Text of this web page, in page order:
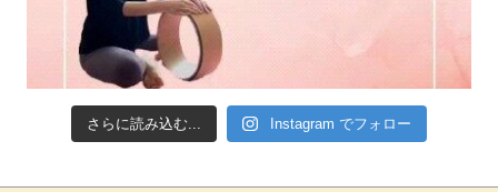
さらに読み込む... Instagram でフォロー